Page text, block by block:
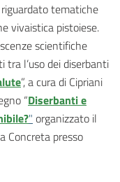
tematiche
vivaistica pistoiese.
scientifiche
tra l’uso dei diserbanti
”, a cura di Cipriani
“Diserbanti e
" organizzato il
Concreta presso